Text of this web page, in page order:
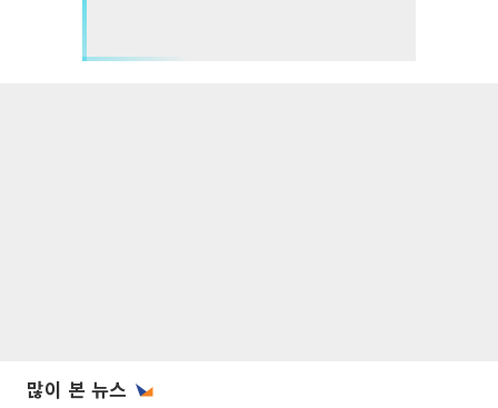
많이 본 뉴스